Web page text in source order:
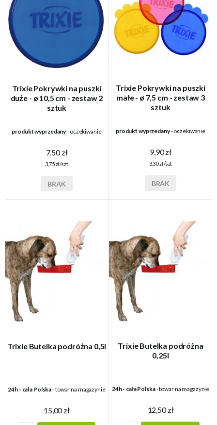
Trixie Pokrywki na puszki
duże - ø 10,5 cm - zestaw 2
sztuk
produkt wyprzedany- oczekiwanie
7,50 zł
3,75 zł/szt
BRAK
Trixie Pokrywki na puszki
małe - ø 7,5 cm - zestaw 3
sztuk
produkt wyprzedany- oczekiwanie
9,90 zł
3,30 zł/szt
BRAK
Trixie Butelka podróżna 0,5l
24h - cała Polska- towar na magazynie
15,00 zł
Trixie Butelka podróżna
0,25l
24h - cała Polska- towar na magazynie
12,50 zł